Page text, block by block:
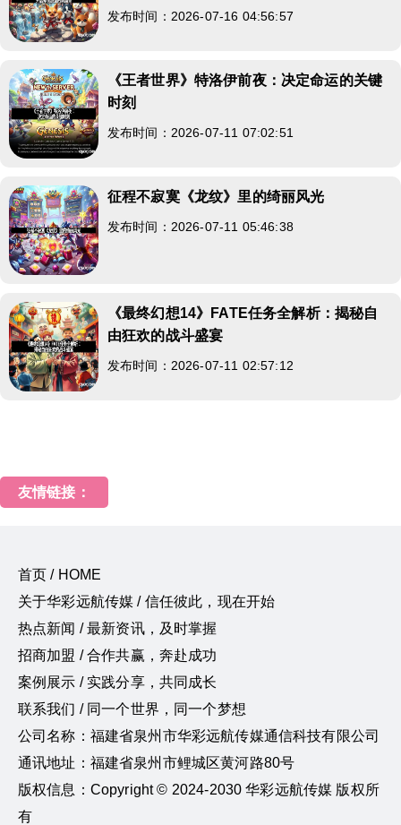
发布时间：2026-07-16 04:56:57
《王者世界》特洛伊前夜：决定命运的关键
时刻
发布时间：2026-07-11 07:02:51
征程不寂寞《龙纹》里的绮丽风光
发布时间：2026-07-11 05:46:38
《最终幻想14》FATE任务全解析：揭秘自
由狂欢的战斗盛宴
发布时间：2026-07-11 02:57:12
友情链接：
首页 / HOME
关于华彩远航传媒 / 信任彼此，现在开始
热点新闻 / 最新资讯，及时掌握
招商加盟 / 合作共赢，奔赴成功
案例展示 / 实践分享，共同成长
联系我们 / 同一个世界，同一个梦想
公司名称：福建省泉州市华彩远航传媒通信科技有限公司
通讯地址：福建省泉州市鲤城区黄河路80号
版权信息：Copyright © 2024-2030 华彩远航传媒 版权所
有